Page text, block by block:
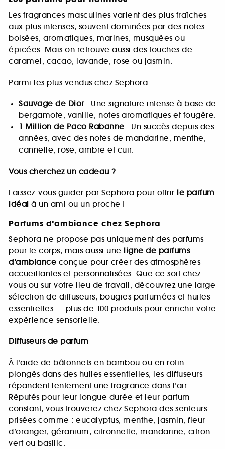
Les fragrances masculines varient des plus fraîches
aux plus intenses, souvent dominées par des notes
boisées, aromatiques, marines, musquées ou
épicées. Mais on retrouve aussi des touches de
caramel, cacao, lavande, rose ou jasmin.
Parmi les plus vendus chez Sephora :
Sauvage de Dior: Une signature intense à base de
bergamote, vanille, notes aromatiques et fougère.
1 Million de Paco Rabanne : Un succès depuis des
années, avec des notes de mandarine, menthe,
cannelle, rose, ambre et cuir.
Vous cherchez un cadeau ?
Laissez-vous guider par Sephora pour offrir le parfum
idéal à un ami ou un proche !
Parfums d’ambiance chez Sephora
Sephora ne propose pas uniquement des parfums
pour le corps, mais aussi une ligne de parfums
d’ambiance conçue pour créer des atmosphères
accueillantes et personnalisées. Que ce soit chez
vous ou sur votre lieu de travail, découvrez une large
sélection de diffuseurs, bougies parfumées et huiles
essentielles — plus de 100 produits pour enrichir votre
expérience sensorielle.
Diffuseurs de parfum
À l’aide de bâtonnets en bambou ou en rotin
plongés dans des huiles essentielles, les diffuseurs
répandent lentement une fragrance dans l’air.
Réputés pour leur longue durée et leur parfum
constant, vous trouverez chez Sephora des senteurs
prisées comme : eucalyptus, menthe, jasmin, fleur
d’oranger, géranium, citronnelle, mandarine, citron
vert ou basilic.